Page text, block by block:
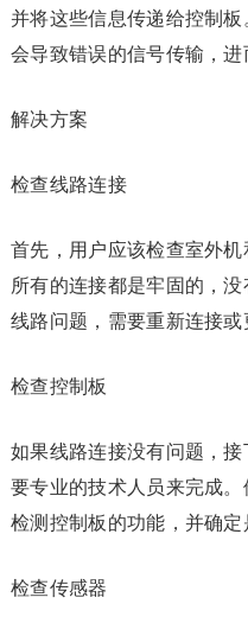
并将这些信息传递给控制
会导致错误的信号传输，进
解决方案
检查线路连接
首先，用户应该检查室外
所有的连接都是牢固的，
线路问题，需要重新连接或
检查控制板
如果线路连接没有问题，
要专业的技术人员来完成
检测控制板的功能，并确定
检查传感器